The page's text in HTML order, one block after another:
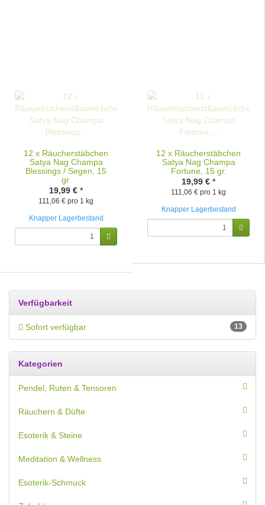
12 x Räucherstäbchen
Satya Nag Champa
Blessings / Segen, 15
gr.
19,99 € *
111,06 € pro 1 kg
Knapper Lagerbestand
12 x Räucherstäbchen
Satya Nag Champa
Fortune, 15 gr.
19,99 € *
111,06 € pro 1 kg
Knapper Lagerbestand
Verfügbarkeit
13
Sofort verfügbar
Kategorien
Pendel, Ruten & Tensoren
Räuchern & Düfte
Esoterik & Steine
Meditation & Wellness
Esoterik-Schmuck